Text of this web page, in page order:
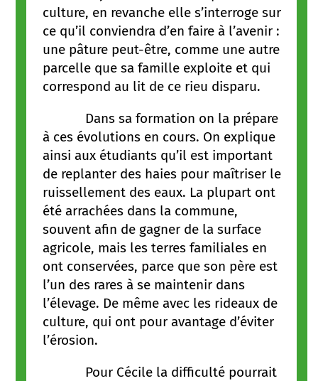
culture, en revanche elle s’interroge sur
ce qu’il conviendra d’en faire à l’avenir :
une pâture peut-être, comme une autre
parcelle que sa famille exploite et qui
correspond au lit de ce rieu disparu.
Dans sa formation on la prépare
à ces évolutions en cours. On explique
ainsi aux étudiants qu’il est important
de replanter des haies pour maîtriser le
ruissellement des eaux. La plupart ont
été arrachées dans la commune,
souvent afin de gagner de la surface
agricole, mais les terres familiales en
ont conservées, parce que son père est
l’un des rares à se maintenir dans
l’élevage. De même avec les rideaux de
culture, qui ont pour avantage d’éviter
l’érosion.
Pour Cécile la difficulté pourrait